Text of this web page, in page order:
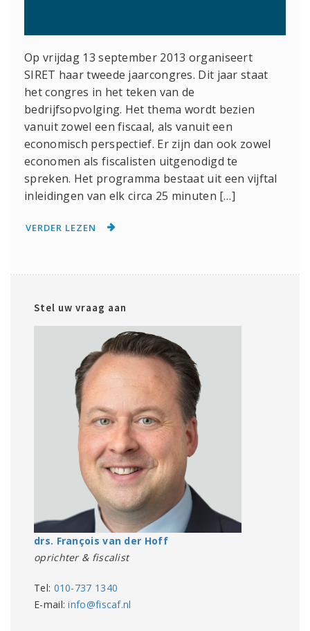
Op vrijdag 13 september 2013 organiseert
SIRET haar tweede jaarcongres. Dit jaar staat
het congres in het teken van de
bedrijfsopvolging. Het thema wordt bezien
vanuit zowel een fiscaal, als vanuit een
economisch perspectief. Er zijn dan ook zowel
economen als fiscalisten uitgenodigd te
spreken. Het programma bestaat uit een vijftal
inleidingen van elk circa 25 minuten […]
VERDER LEZEN
Stel uw vraag aan
drs. François van der Hoff
oprichter & fiscalist
Tel: 010-737 1340
E-mail:info@fiscaf.nl